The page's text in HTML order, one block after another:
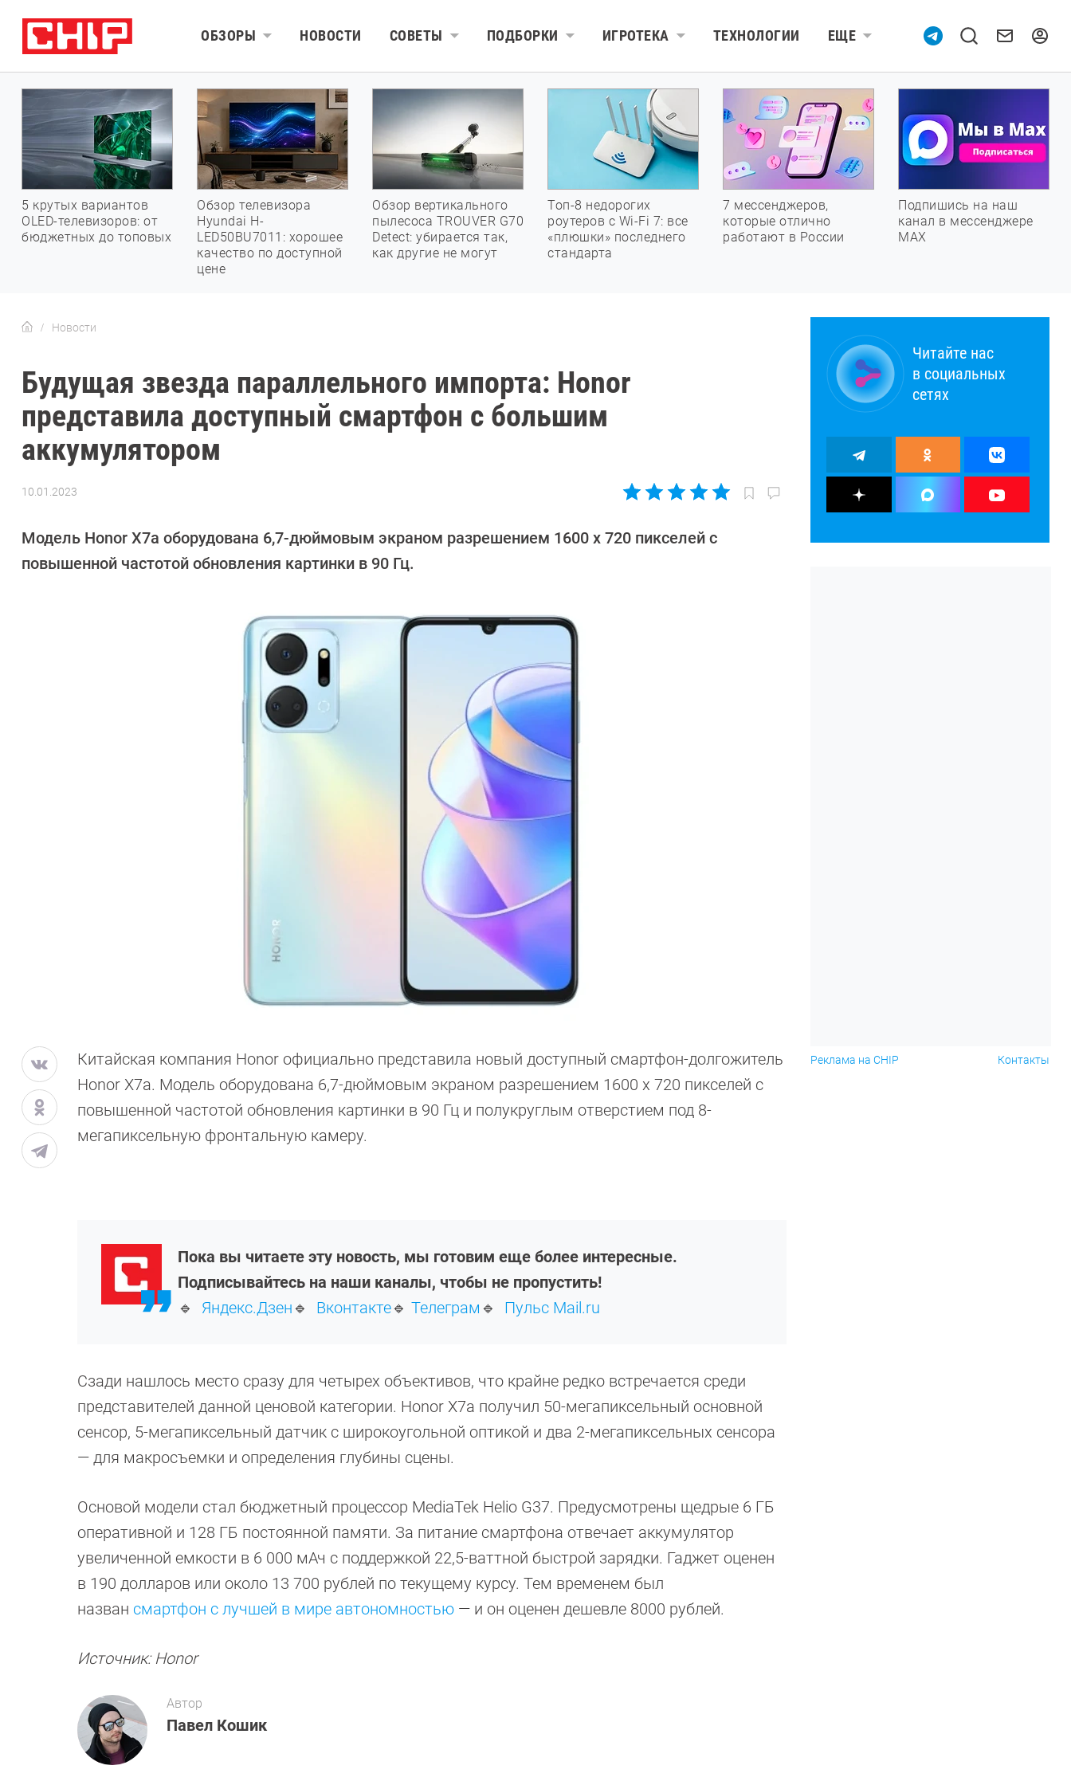
ОБЗОРЫ НОВОСТИ СОВЕТЫ ПОДБОРКИ ИГРОТЕКА ТЕХНОЛОГИИ ЕЩЕ
5 крутых вариантов
OLED-телевизоров: от
бюджетных до топовых
Обзор телевизора
Hyundai H-
LED50BU7011: хорошее
качество по доступной
цене
Обзор вертикального
пылесоса TROUVER G70
Detect: убирается так,
как другие не могут
Топ-8 недорогих
роутеров с Wi-Fi 7: все
«плюшки» последнего
стандарта
7 мессенджеров,
которые отлично
работают в России
Подпишись на наш
канал в мессенджере
МАХ
Новости
Будущая звезда параллельного импорта: Honor
представила доступный смартфон с большим
аккумулятором
10.01.2023
Кошик
Модель Honor X7a оборудована 6,7-дюймовым экраном разрешением 1600 х 720 пикселей с
повышенной частотой обновления картинки в 90 Гц.
Китайская компания Honor официально представила новый доступный смартфон-долгожитель
Honor X7a. Модель оборудована 6,7-дюймовым экраном разрешением 1600 х 720 пикселей с
повышенной частотой обновления картинки в 90 Гц и полукруглым отверстием под 8-
мегапиксельную фронтальную камеру.
Пока вы читаете эту новость, мы готовим еще более интересные.
Подписывайтесь на наши каналы, чтобы не пропустить!
🔹 Яндекс.Дзен🔹 Вконтакте🔹 Телеграм 🔹 Пульс Mail.ru
Сзади нашлось место сразу для четырех объективов, что крайне редко встречается среди
представителей данной ценовой категории. Honor X7a получил 50-мегапиксельный основной
сенсор, 5-мегапиксельный датчик с широкоугольной оптикой и два 2-мегапиксельных сенсора
— для макросъемки и определения глубины сцены.
Основой модели стал бюджетный процессор MediaTek Helio G37. Предусмотрены щедрые 6 ГБ
оперативной и 128 ГБ постоянной памяти. За питание смартфона отвечает аккумулятор
увеличенной емкости в 6 000 мАч с поддержкой 22,5-ваттной быстрой зарядки. Гаджет оценен
в 190 долларов или около 13 700 рублей по текущему курсу. Тем временем был
назван смартфон с лучшей в мире автономностью — и он оценен дешевле 8000 рублей.
Источник: Honor
Автор
Павел Кошик
Читайте нас
в социальных
сетях
Реклама на CHIP Контакты